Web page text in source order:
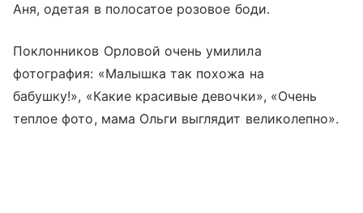
Аня, одетая в полосатое розовое боди.
Поклонников Орловой очень умилила
фотография: «Малышка так похожа на
бабушку!», «Какие красивые девочки», «Очень
теплое фото, мама Ольги выглядит великолепно».